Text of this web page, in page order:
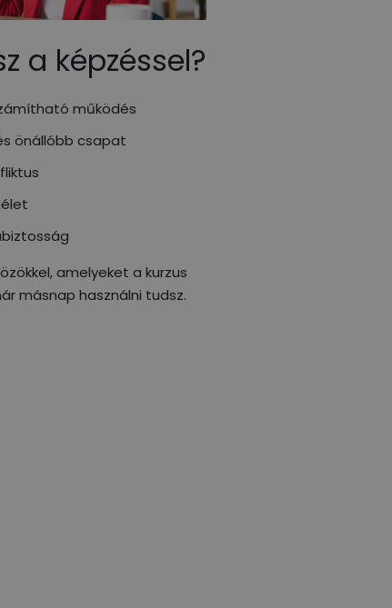
a képzéssel?
működés
önállóbb csapat
amelyeket a kurzus
másnap használni tudsz.